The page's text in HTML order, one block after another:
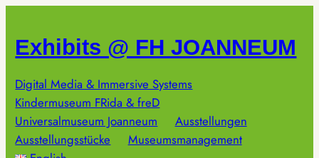
springen
Exhibits @ FH JOANNEUM
Digital Media & Immersive Systems
Kindermuseum FRida & freD
Universalmuseum Joanneum
Ausstellungen
Ausstellungsstücke
Museumsmanagement